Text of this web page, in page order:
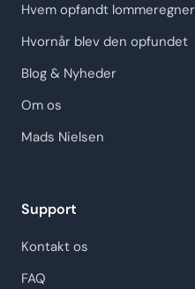
Hvem opfandt lommeregner
Hvornår blev den opfundet
Blog & Nyheder
Om os
Mads Nielsen
Support
Kontakt os
FAQ